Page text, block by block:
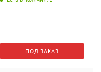
ПОД ЗАКАЗ